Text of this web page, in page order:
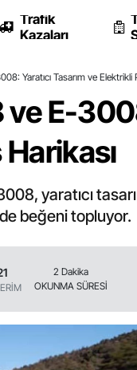
Trafik
Kazaları
Yaratıcı Tasarım ve Elektrikli
E-
yaratıcı
beğeni topluyor.
2 Dakika
OKUNMA SÜRESİ